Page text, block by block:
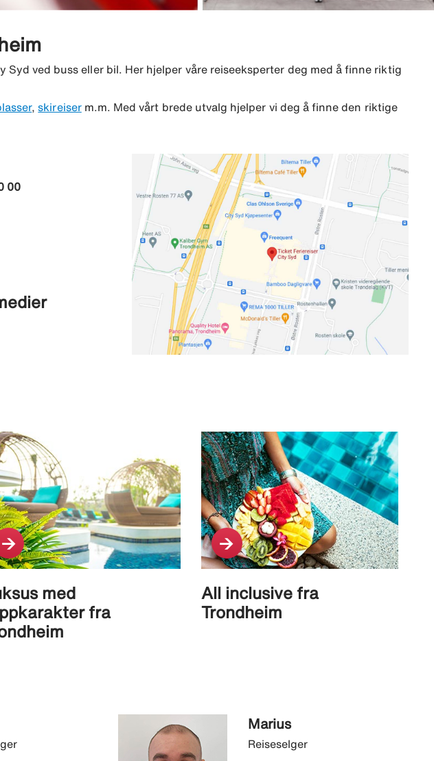
ved buss eller bil. Her hjelper våre reiseeksperter deg med å finne riktig
,skireiserm.m. Med vårt brede utvalg hjelper vi deg å finne den riktige
00
med
fra
All inclusive fra
Trondheim
Marius
Reiseselger